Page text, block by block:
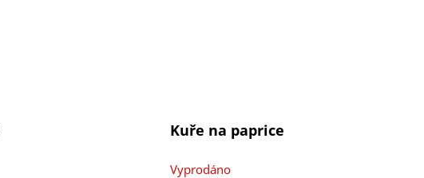
Kuře na paprice
Vyprodáno